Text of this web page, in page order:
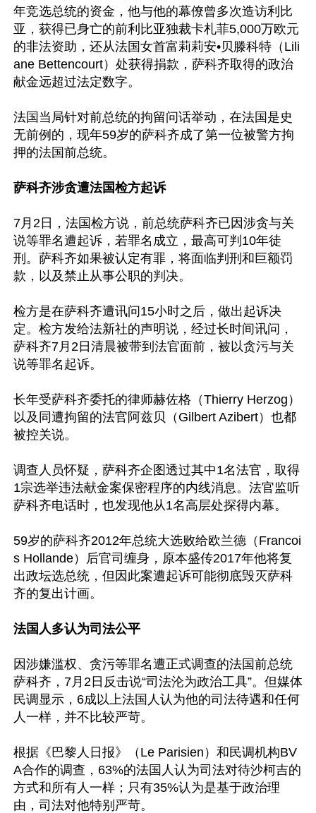
年竞选总统的资金，他与他的幕僚曾多次造访利比
亚，获得已身亡的前利比亚独裁卡札菲5,000万欧元
的非法资助，还从法国女首富莉莉安•贝滕科特（Lili
ane Bettencourt）处获得捐款，萨科齐取得的政治
献金远超过法定数字。
法国当局针对前总统的拘留问话举动，在法国是史
无前例的，现年59岁的萨科齐成了第一位被警方拘
押的法国前总统。
萨科齐涉贪遭法国检方起诉
7月2日，法国检方说，前总统萨科齐已因涉贪与关
说等罪名遭起诉，若罪名成立，最高可判10年徒
刑。萨科齐如果被认定有罪，将面临判刑和巨额罚
款，以及禁止从事公职的判决。
检方是在萨科齐遭讯问15小时之后，做出起诉决
定。检方发给法新社的声明说，经过长时间讯问，
萨科齐7月2日清晨被带到法官面前，被以贪污与关
说等罪名起诉。
长年受萨科齐委托的律师赫佐格（Thierry Herzog）
以及同遭拘留的法官阿兹贝（Gilbert Azibert）也都
被控关说。
调查人员怀疑，萨科齐企图透过其中1名法官，取得
1宗选举违法献金案保密程序的内线消息。法官监听
萨科齐电话时，也发现他从1名高层处探得内幕。
59岁的萨科齐2012年总统大选败给欧兰德（Francoi
s Hollande）后官司缠身，原本盛传2017年他将复
出政坛选总统，但因此案遭起诉可能彻底毁灭萨科
齐的复出计画。
法国人多认为司法公平
因涉嫌滥权、贪污等罪名遭正式调查的法国前总统
萨科齐，7月2日反击说“司法沦为政治工具”。但媒体
民调显示，6成以上法国人认为他的司法待遇和任何
人一样，并不比较严苛。
根据《巴黎人日报》（Le Parisien）和民调机构BV
A合作的调查，63%的法国人认为司法对待沙柯吉的
方式和所有人一样；只有35%认为是基于政治理​​
由，司法对他特别严苛。